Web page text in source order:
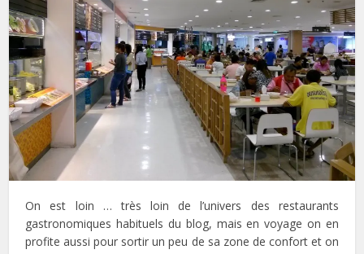
On est loin … très loin de l’univers des restaurants
gastronomiques habituels du blog, mais en voyage on en
profite aussi pour sortir un peu de sa zone de confort et on